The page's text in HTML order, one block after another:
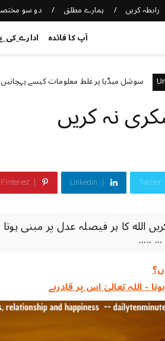
رابطہ کریں ہمارے مطلق دو سو
آپ کا فائدہ
میڈیا پر غلط معلومات کیسے پہچانیں؟
نہ کریں
Twitter
Linkedin
Pinterest
الله کا ہر فیصلہ عدل پر مبنی
.....
- اللہ تعالیٰ اس پر قادرہے